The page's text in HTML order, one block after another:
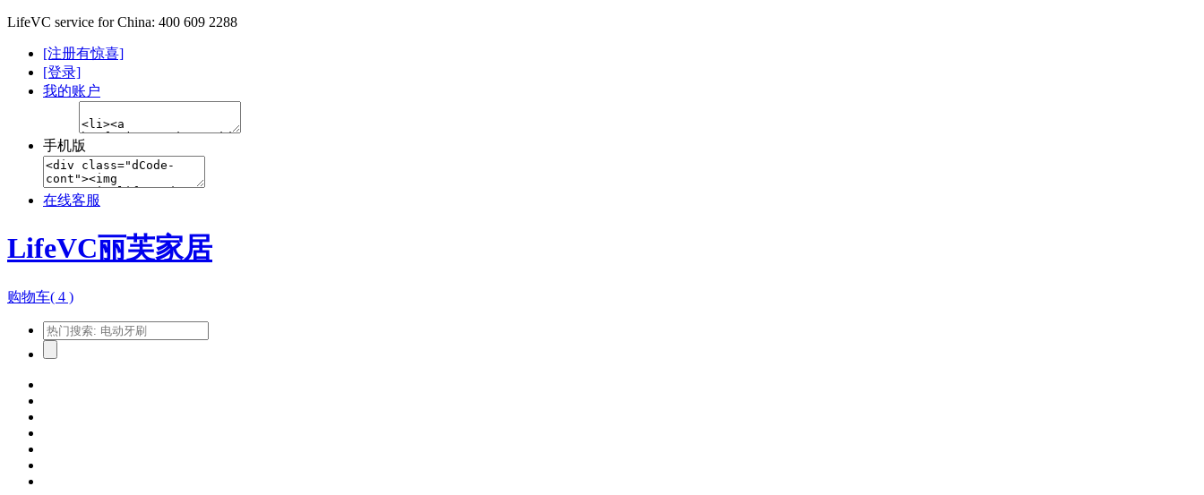
LifeVC service for China: 400 609 2288
[注册有惊喜]
[登录]
我的账户
手机版
在线客服
LifeVC丽芙家居
购物车( 4 )